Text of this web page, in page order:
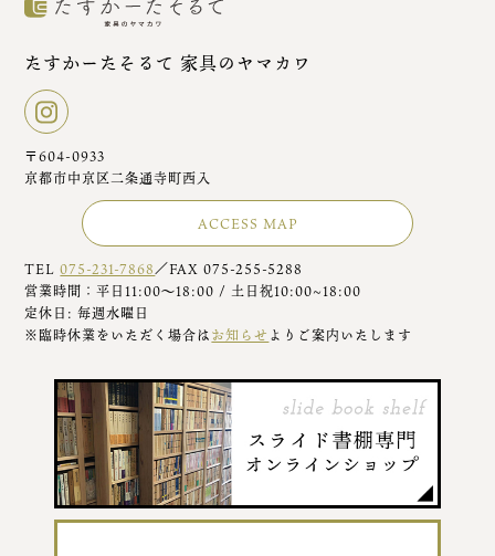
たすかーたそるて 家具のヤマカワ
〒604-0933
京都市中京区二条通寺町西入
ACCESS MAP
TEL075-231-7868／FAX 075-255-5288
営業時間：平日11:00～18:00 / 土日祝10:00~18:00
定休日: 毎週水曜日
※臨時休業をいただく場合はお知らせ よりご案内いたします